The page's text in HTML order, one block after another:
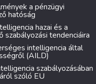
a pénzügyi
hatóság
hazai és a
tendenciáira
intelligencia által
(AILD)
szabályozásában
szóló EU